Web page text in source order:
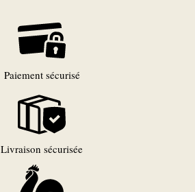
Paiement sécurisé
Livraison sécurisée